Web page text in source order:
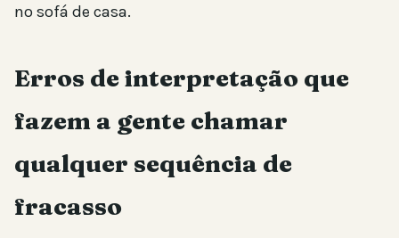
no sofá de casa.
Erros de interpretação que
fazem a gente chamar
qualquer sequência de
fracasso